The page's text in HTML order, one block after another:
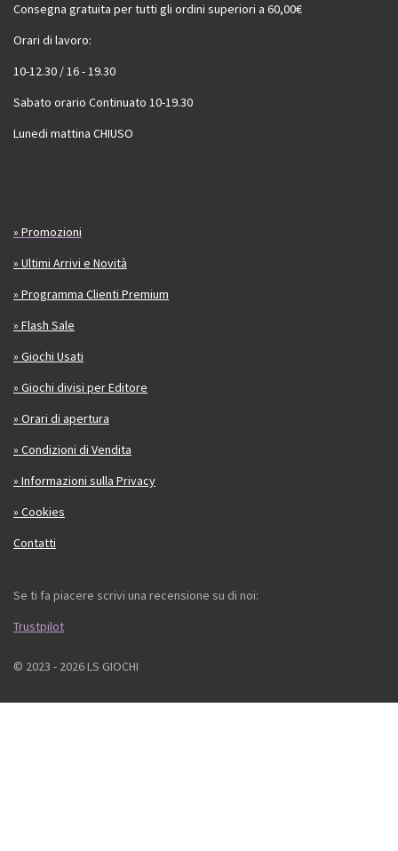
Consegna gratuita per tutti gli ordini superiori a 60,00€
Orari di lavoro:
10-12.30 / 16 - 19.30
Sabato orario Continuato 10-19.30
Lunedi mattina CHIUSO
» Promozioni
» Ultimi Arrivi e Novità
» Programma Clienti Premium
» Flash Sale
» Giochi Usati
» Giochi divisi per Editore
» Orari di apertura
» Condizioni di Vendita
» Informazioni sulla Privacy
» Cookies
Contatti
Se ti fa piacere scrivi una recensione su di noi:
Trustpilot
© 2023 - 2026 LS GIOCHI